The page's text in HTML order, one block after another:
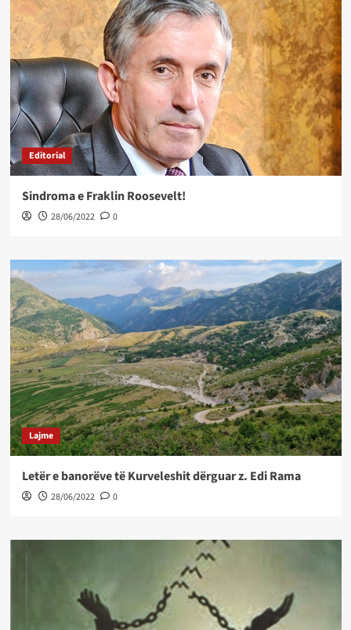
Editorial
Sindroma e Fraklin Roosevelt!
28/06/2022 0
Lajme
Letër e banorëve të Kurveleshit dërguar z. Edi Rama
28/06/2022 0